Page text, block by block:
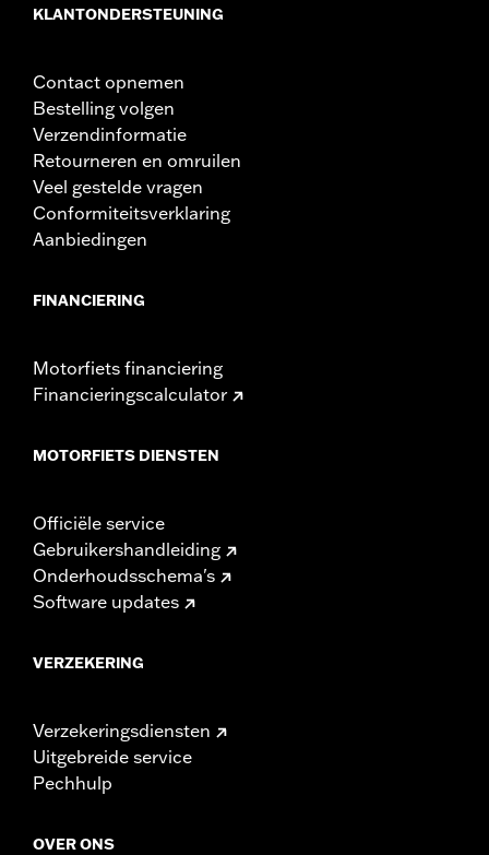
KLANTONDERSTEUNING
Contact opnemen
Bestelling volgen
Verzendinformatie
Retourneren en omruilen
Veel gestelde vragen
Conformiteitsverklaring
Aanbiedingen
FINANCIERING
Motorfiets financiering
Financieringscalculator
MOTORFIETS DIENSTEN
Officiële service
Gebruikershandleiding
Onderhoudsschema's
Software updates
VERZEKERING
Verzekeringsdiensten
Uitgebreide service
Pechhulp
OVER ONS